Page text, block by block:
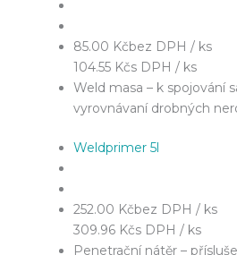
85.00 Kčbez DPH / ks
104.55 Kčs DPH / ks
Weld masa – k spojování
vyrovnávaní drobných
Weldprimer 5l
252.00 Kčbez DPH / ks
309.96 Kčs DPH / ks
Penetrační nátěr –